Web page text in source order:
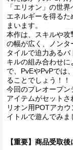
「エリオン」の世
エネルギーを得る
まいます。
本作は、スキルや
の幅が広く、ノンタ
タイルで迫力ある
キルの組み合わせ
で、PvEやPvPでは
ることでしょう！！
今回のプレオープ
アイテムがセット
リオン用POTアカ
イトルで遊んでみま
【重要】商品受取